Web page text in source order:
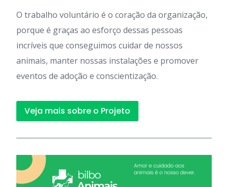
O trabalho voluntário é o coração da organização,
porque é graças ao esforço dessas pessoas
incríveis que conseguimos cuidar de nossos
animais, manter nossas instalações e promover
eventos de adoção e conscientização.
Veja mais sobre o Projeto